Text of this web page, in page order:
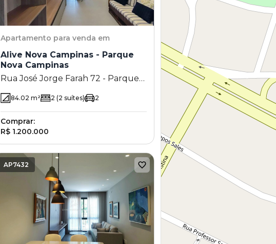
Apartamento para venda em
Alive Nova Campinas - Parque
Nova Campinas
Rua José Jorge Farah 72 - Parque
84.02 m² 2 (2 suítes) 2
Comprar:
R$ 1.200.000
AP7432